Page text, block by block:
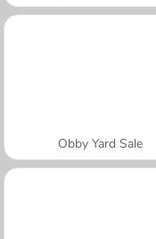
Obby Yard Sale